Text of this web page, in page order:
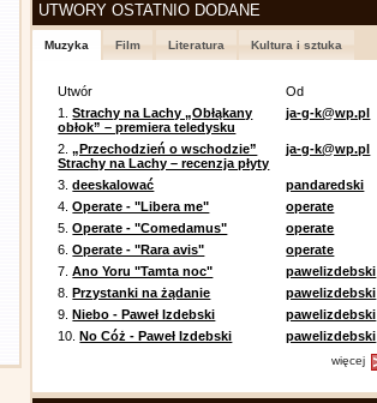
UTWORY OSTATNIO DODANE
Muzyka Film Literatura Kultura i sztuka
Utwór
Od
1.Strachy na Lachy „Obłąkany
obłok” – premiera teledysku
ja-g-k@wp.pl
2.„Przechodzień o wschodzie”
Strachy na Lachy – recenzja płyty
ja-g-k@wp.pl
3.deeskalować
pandaredski
4.Operate - "Libera me"
operate
5.Operate - "Comedamus"
operate
6.Operate - "Rara avis"
operate
7.Ano Yoru "Tamta noc"
pawelizdebski
8.Przystanki na żądanie
pawelizdebski
9.Niebo - Paweł Izdebski
pawelizdebski
10.No Cóż - Paweł Izdebski pawelizdebski
więcej